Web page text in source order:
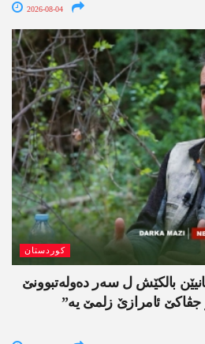
2026-08-04
کوردستان
بالکێش ل سەر دەولەتبوونێ
ئامرازێ زلمێ یە”